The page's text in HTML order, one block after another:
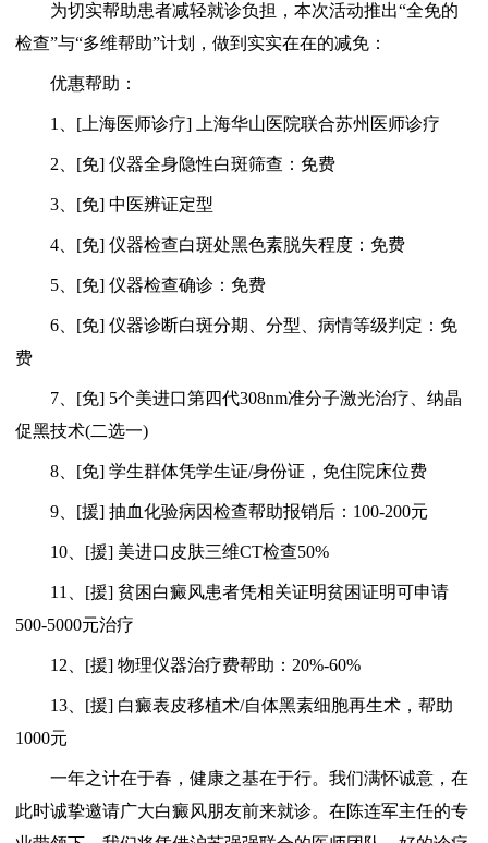
为切实帮助患者减轻就诊负担，本次活动推出“全免的
检查”与“多维帮助”计划，做到实实在在的减免：
优惠帮助：
1、[上海医师诊疗] 上海华山医院联合苏州医师诊疗
2、[免] 仪器全身隐性白斑筛查：免费
3、[免] 中医辨证定型
4、[免] 仪器检查白斑处黑色素脱失程度：免费
5、[免] 仪器检查确诊：免费
6、[免] 仪器诊断白斑分期、分型、病情等级判定：免
费
7、[免] 5个美进口第四代308nm准分子激光治疗、纳晶
促黑技术(二选一)
8、[免] 学生群体凭学生证/身份证，免住院床位费
9、[援] 抽血化验病因检查帮助报销后：100-200元
10、[援] 美进口皮肤三维CT检查50%
11、[援] 贫困白癜风患者凭相关证明贫困证明可申请
500-5000元治疗
12、[援] 物理仪器治疗费帮助：20%-60%
13、[援] 白癜表皮移植术/自体黑素细胞再生术，帮助
1000元
一年之计在于春，健康之基在于行。我们满怀诚意，在
此时诚挚邀请广大白癜风朋友前来就诊。在陈连军主任的专